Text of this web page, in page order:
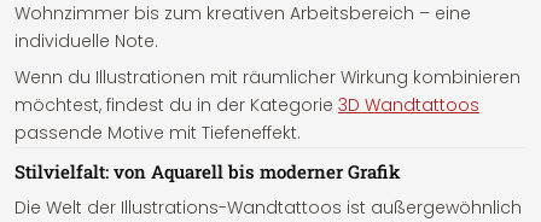
Wohnzimmer bis zum kreativen Arbeitsbereich – eine
individuelle Note.
Wenn du Illustrationen mit räumlicher Wirkung kombinieren
möchtest, findest du in der Kategorie 3D Wandtattoos
passende Motive mit Tiefeneffekt.
Stilvielfalt: von Aquarell bis moderner Grafik
Die Welt der Illustrations-Wandtattoos ist außergewöhnlich